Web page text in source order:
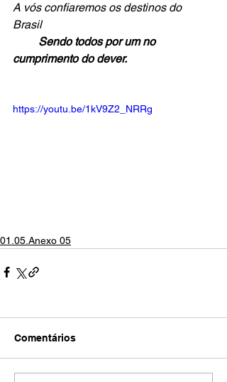
A vós confiaremos os destinos do
Brasil
       Sendo todos por um no
cumprimento do dever.
https://youtu.be/1kV9Z2_NRRg
01.05.Anexo 05
Comentários